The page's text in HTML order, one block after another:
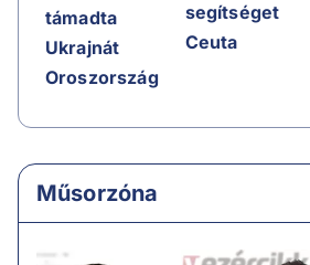
támadta
Ukrajnát
Oroszország
segítséget
Ceuta
Műsorzóna